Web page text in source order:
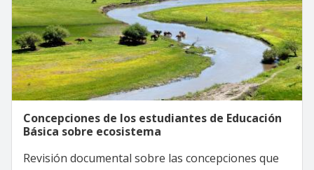
Concepciones de los estudiantes de Educación
Básica sobre ecosistema
Revisión documental sobre las concepciones que